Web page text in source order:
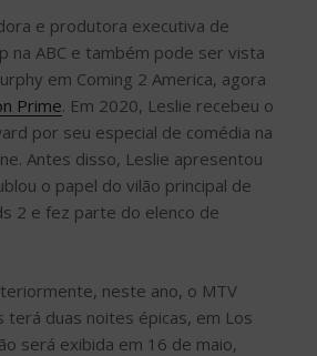
e produtora executiva de
na ABC e também pode ser vista
em Coming 2 America, agora
Prime. Em 2020, Leslie recebeu o
por seu especial de comédia na
Antes disso, Leslie apresentou
o papel do vilão principal de
2 e fez parte do elenco de
neste ano, o MTV
terá duas noites épicas, em Los
será exibida em 16 de maio,